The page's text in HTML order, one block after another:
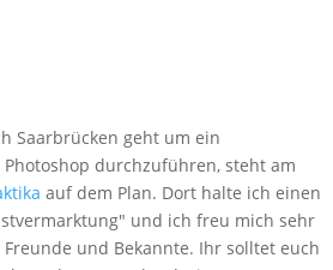
Saarbrücken geht um ein
durchzuführen, steht am
auf dem Plan. Dort halte ich einen
und ich freu mich sehr
und Bekannte. Ihr solltet euch